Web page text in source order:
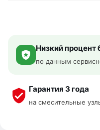
Низкий процент
по данным
Гарантия 3 года
на смесительные